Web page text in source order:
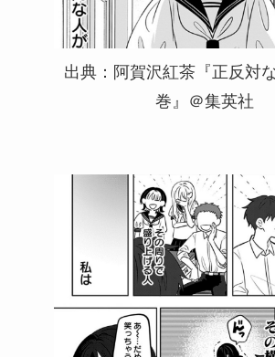
出典：阿賀沢紅茶『正反対
巻』＠集英社